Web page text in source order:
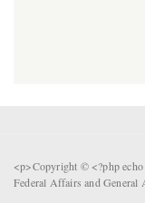
<p>Copyright © <?php
Federal Affairs and